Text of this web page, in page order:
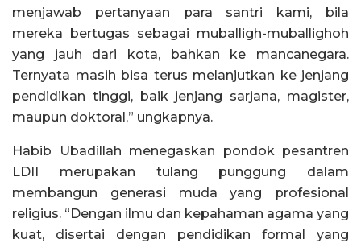
menjawab pertanyaan para santri kami, bila
mereka bertugas sebagai muballigh-muballighoh
yang jauh dari kota, bahkan ke mancanegara.
Ternyata masih bisa terus melanjutkan ke jenjang
pendidikan tinggi, baik jenjang sarjana, magister,
maupun doktoral,” ungkapnya.
Habib Ubadillah menegaskan pondok pesantren
LDII merupakan tulang punggung dalam
membangun generasi muda yang profesional
religius. “Dengan ilmu dan kepahaman agama yang
kuat, disertai dengan pendidikan formal yang